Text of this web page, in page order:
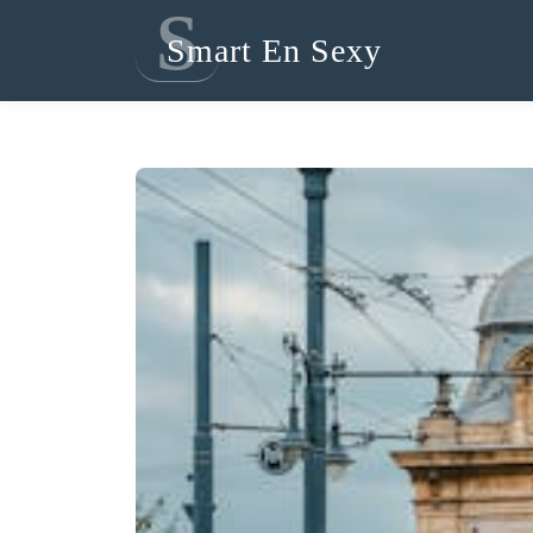
S
Smart En Sexy